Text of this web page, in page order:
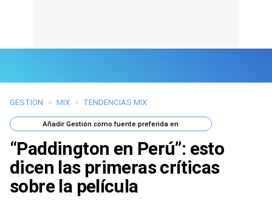
Últimas Noticias
Mi Bolsillo
Respuestas
Gente
GESTION > MIX > TENDENCIAS MIX
AñadirGestión como fuente preferida en
“Paddington en Perú”: esto
dicen las primeras críticas
sobre la película